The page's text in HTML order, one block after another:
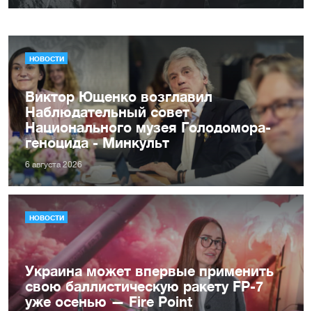
НОВОСТИ
Виктор Ющенко возглавил
Наблюдательный совет
Национального музея Голодомора-
геноцида - Минкульт
6 августа 2026
НОВОСТИ
Украина может впервые применить
свою баллистическую ракету FP-7
уже осенью — Fire Point